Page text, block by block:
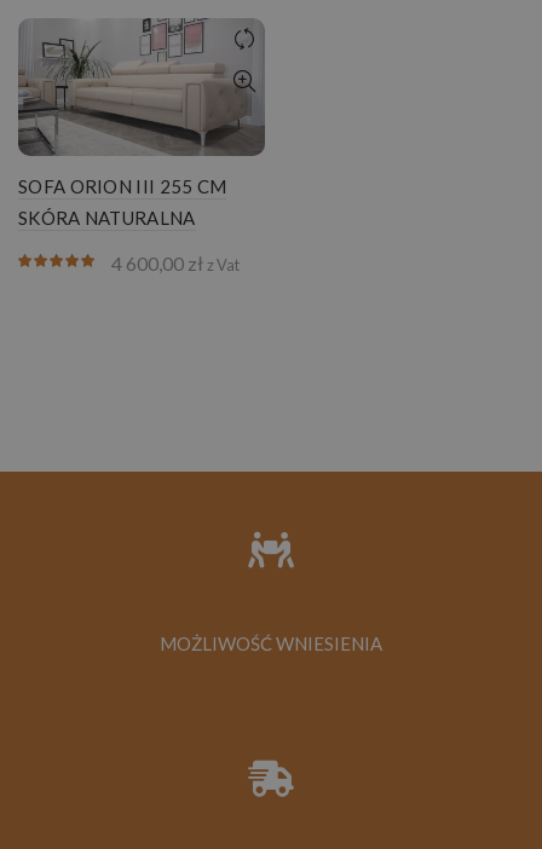
SOFA ORION III 255 CM
SKÓRA NATURALNA
4 600,00 zł z Vat
MOŻLIWOŚĆ WNIESIENIA